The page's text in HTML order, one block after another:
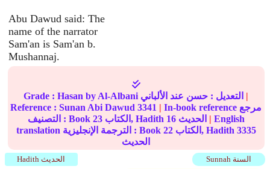
Abu Dawud said: The
name of the narrator
Sam'an is Sam'an b.
Mushannaj.
Grade :Hasan by Al-Albani التعديل : حسن
|
Reference :Sunan Abi Dawud 3341 | In-book reference مرجع
التصنيف : Book 23 الكتاب, Hadith 16 | English
translation الترجمة الإنجليزية : Book 22 الكتاب, Hadith 3335
الحديث
Sunnah السنة Hadith الحديث